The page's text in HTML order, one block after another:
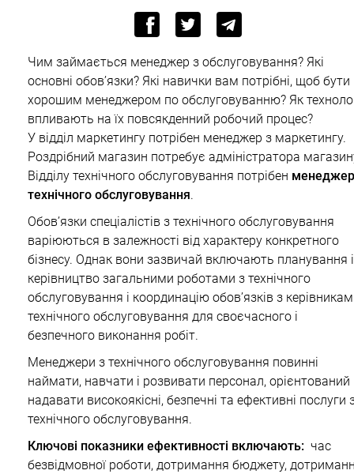
Чим займається менеджер з обслуговування? Які
основні обов’язки? Які навички вам потрібні, щоб бути
хорошим менеджером по обслуговуванню? Як
впливають на їх повсякденний робочий процес?
У відділ маркетингу потрібен менеджер з маркетингу.
Роздрібний магазин потребує адміністратора
Відділу технічного обслуговування потрібен
технічного обслуговування.
Обов’язки спеціалістів з технічного обслуговування
варіюються в залежності від характеру конкретного
бізнесу. Однак вони зазвичай включають планування і
керівництво загальними роботами з технічного
обслуговування і координацію обов’язків з
технічного обслуговування для своєчасного і
безпечного виконання робіт.
Менеджери з технічного обслуговування повинні
наймати, навчати і розвивати персонал, орієнтований
надавати високоякісні, безпечні та ефективні послуги
технічного обслуговування.
Ключові показники ефективності включають: час
безвідмовної роботи, дотримання бюджету,